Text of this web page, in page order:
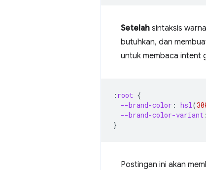
Setelah sintaksis
butuhkan, dan
untuk membaca intent
: root {
--brand-color : hsl(
--brand-color-variant :
}
Postingan ini akan